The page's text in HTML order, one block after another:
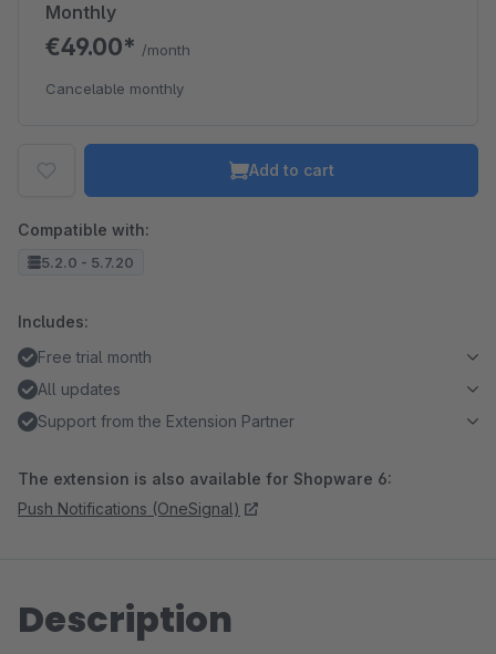
Monthly
€49.00* /month
Cancelable monthly
Add to cart
Compatible with:
5.2.0 - 5.7.20
Includes:
Free trial month
All updates
Support from the Extension Partner
The extension is also available for Shopware 6:
Push Notifications (OneSignal)
Description